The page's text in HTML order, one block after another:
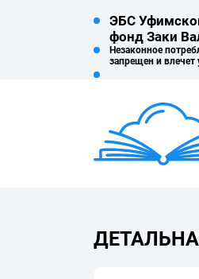
ЭБС
фонд Заки
Незаконное
запрещен и влечет